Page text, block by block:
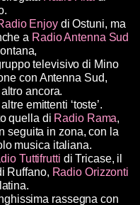
Enjoydi Ostuni, ma
a Radio Antenna Sud
televisivo di Mino
con Antenna Sud,
ancora.
emittenti ‘toste’.
quella di Radio Rama,
seguita in zona, con la
musica italiana.
Tuttifrutti di Tricase, il
Ruffano, Radio Orizzonti
rassegna con